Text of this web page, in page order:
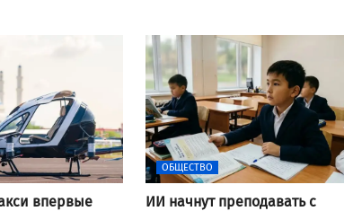
впервые
ОБЩЕСТВО
ИИ начнут преподавать с